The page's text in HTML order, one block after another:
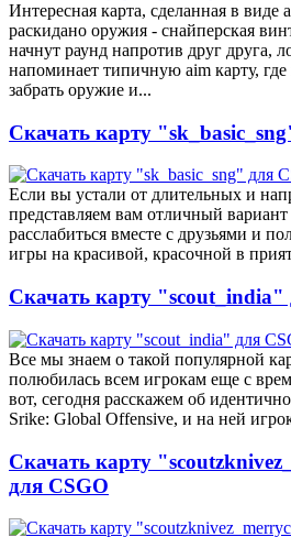
Интересная карта, сделанная в виде
раскидано оружия - снайперская
начнут раунд напротив друг друга,
напоминает типичную aim карту, где
забрать оружие и...
Скачать карту
Если вы устали от длительных и
представляем вам отличный
расслабиться вместе с друзьями и
игры на красивой, красочной в
Скачать карту "scout_india"
Все мы знаем о такой популярной
полюбилась всем игрокам еще с
вот, сегодня расскажем об
Srike: Global Offensive, и на ней
Скачать карту
для CSGO